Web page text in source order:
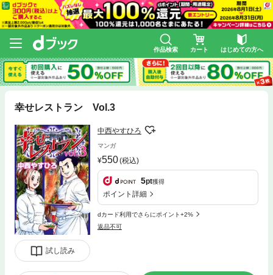
作品検索 カート はじめての方へ
幸せレストラン Vol.3
試し読み
中西やすひろ
マンガ
550(税込)
5pt獲得
ポイント詳細
dカード利用でさらにポイント+2%
返品不可